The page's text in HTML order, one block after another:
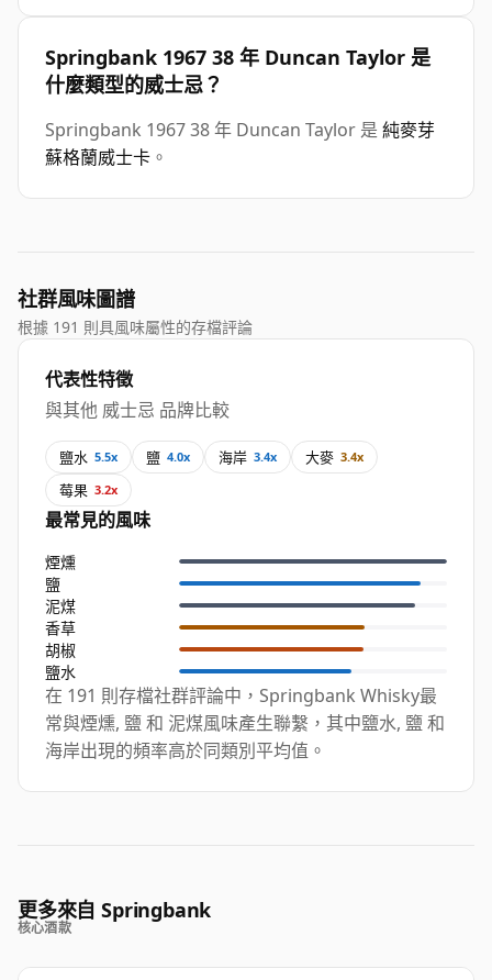
Springbank 1967 38 年 Duncan Taylor 是
什麼類型的威士忌？
Springbank 1967 38 年 Duncan Taylor 是 純麥芽
蘇格蘭威士卡 。
社群風味圖譜
根據 191 則具風味屬性的存檔評論
代表性特徵
與其他 威士忌 品牌比較
鹽水 5.5x 鹽 4.0x 海岸 3.4x 大麥 3.4x
莓果 3.2x
最常見的風味
煙燻
鹽
泥煤
香草
胡椒
鹽水
在 191 則存檔社群評論中，Springbank Whisky最
常與煙燻, 鹽 和 泥煤風味產生聯繫，其中鹽水, 鹽 和
海岸出現的頻率高於同類別平均值。
更多來自 Springbank
核心酒款